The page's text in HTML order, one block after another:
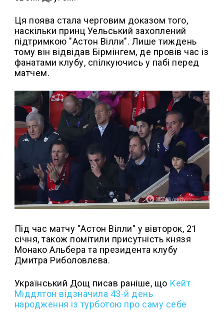
Ця поява стала черговим доказом того,
наскільки принц Уельський захоплений
підтримкою "Астон Вілли". Лише тиждень
тому він відвідав Бірмінгем, де провів час із
фанатами клубу, спілкуючись у пабі перед
матчем.
Під час матчу "Астон Вілли" у вівторок, 21
січня, також помітили присутність князя
Монако Альбера та президента клубу
Дмитра Риболовлєва.
Український Дощ писав раніше, що Кейт
Міддлтон відзначила 43-й день
народження із турботою про саму себе